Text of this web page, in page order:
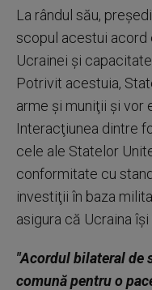
La rândul său,
scopul acestui acord
Ucrainei şi
Potrivit acestuia,
arme şi muniţii şi vor
Interacţiunea dintre
cele ale Statelor
conformitate cu
investiţii în baza
asigura că Ucraina
"Acordul bilateral de
comună pentru o